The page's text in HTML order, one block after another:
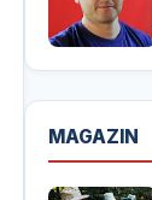
MAGAZIN